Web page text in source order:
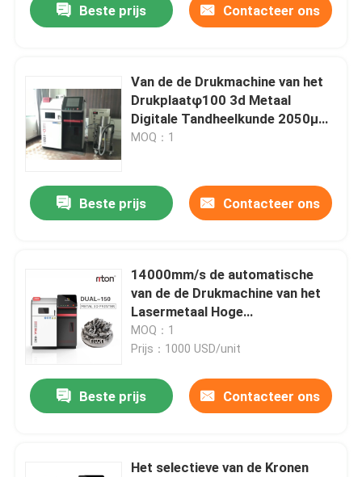
Beste prijs Contacteer ons
Van de de Drukmachine van het
Drukplaatφ100 3d Metaal
Digitale Tandheelkunde 2050μM
3d Printer van Dental
MOQ：1
Beste prijs Contacteer ons
14000mm/s de automatische
van de de Drukmachine van het
Lasermetaal Hoge
Nauwkeurigheid voor Prototype
3d Druk
MOQ：1
Prijs：1000 USD/unit
Beste prijs Contacteer ons
Het selectieve van de Kronen